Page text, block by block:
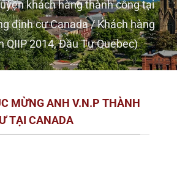
khách hàng thành công tại
định cư Canada/Khách hàng
QIIP 2014, Đầu Tư Quebec)
MỪNG ANH V.N.P THÀNH
TẠI CANADA